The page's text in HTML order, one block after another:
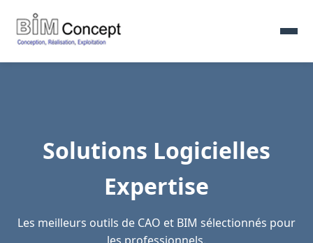
Solutions Logicielles
Expertise
Les meilleurs outils de CAO et BIM sélectionnés pour